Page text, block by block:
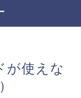
が使えな